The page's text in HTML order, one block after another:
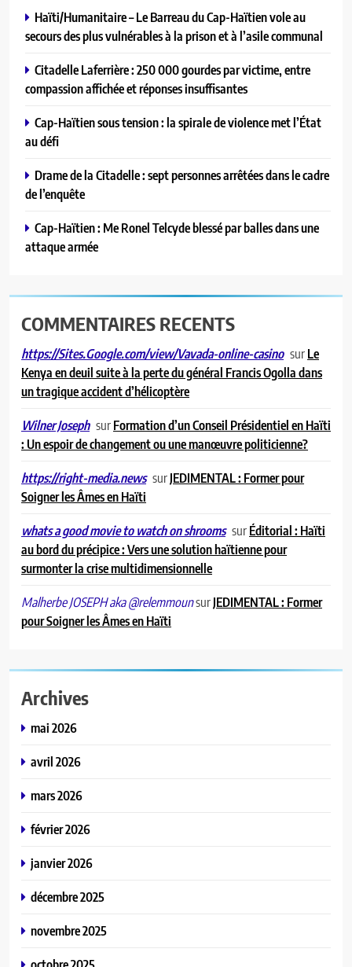
Haïti/Humanitaire – Le Barreau du Cap-Haïtien vole au
secours des plus vulnérables à la prison et à l’asile communal
Citadelle Laferrière : 250 000 gourdes par victime, entre
compassion affichée et réponses insuffisantes
Cap-Haïtien sous tension : la spirale de violence met l’État
au défi
Drame de la Citadelle : sept personnes arrêtées dans le cadre
de l’enquête
Cap-Haïtien : Me Ronel Telcyde blessé par balles dans une
attaque armée
COMMENTAIRES RECENTS
https://Sites.Google.com/view/Vavada-online-casino surLe
Kenya en deuil suite à la perte du général Francis Ogolla dans
un tragique accident d’hélicoptère
Wilner Joseph surFormation d’un Conseil Présidentiel en Haïti
: Un espoir de changement ou une manœuvre politicienne?
https://right-media.news surJEDIMENTAL : Former pour
Soigner les Âmes en Haïti
whats a good movie to watch on shrooms surÉditorial : Haïti
au bord du précipice : Vers une solution haïtienne pour
surmonter la crise multidimensionnelle
Malherbe JOSEPH aka @relemmounsurJEDIMENTAL : Former
pour Soigner les Âmes en Haïti
Archives
mai 2026
avril 2026
mars 2026
février 2026
janvier 2026
décembre 2025
novembre 2025